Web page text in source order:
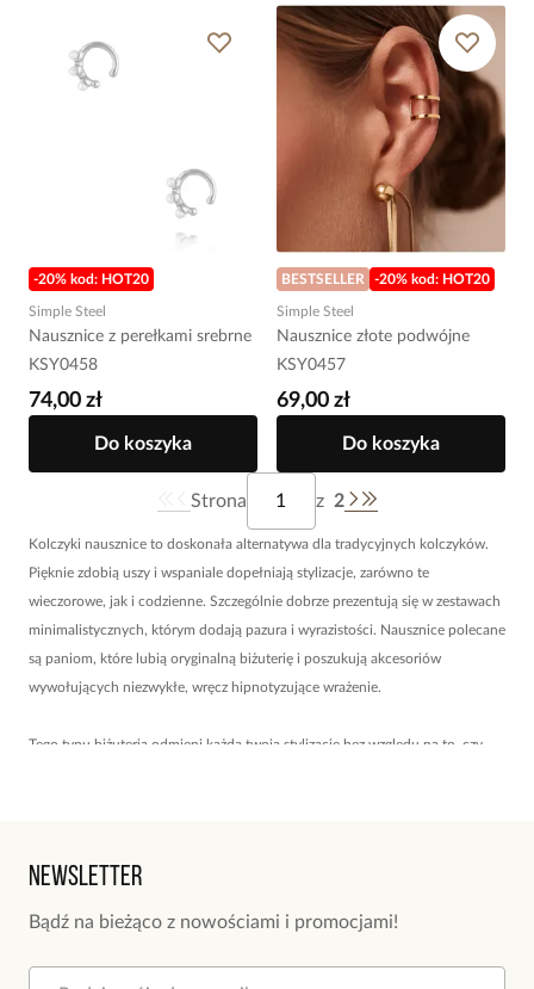
-20% kod: HOT20
Simple Steel
Nausznice z perełkami srebrne
KSY0458
74,00 zł
Do koszyka
BESTSELLER -20% kod: HOT20
Simple Steel
Nausznice złote podwójne
KSY0457
69,00 zł
Do koszyka
Strona z 2
Kolczyki nausznice to doskonała alternatywa dla tradycyjnych kolczyków.
Pięknie zdobią uszy i wspaniale dopełniają stylizacje, zarówno te
wieczorowe, jak i codzienne. Szczególnie dobrze prezentują się w zestawach
minimalistycznych, którym dodają pazura i wyrazistości. Nausznice polecane
są paniom, które lubią oryginalną biżuterię i poszukują akcesoriów
wywołujących niezwykłe, wręcz hipnotyzujące wrażenie.
Tego typu biżuteria odmieni każdą twoją stylizację bez względu na to, czy
ci szyku przy niejednej okazji.
Newsletter
Bądź na bieżąco z nowościami i promocjami!